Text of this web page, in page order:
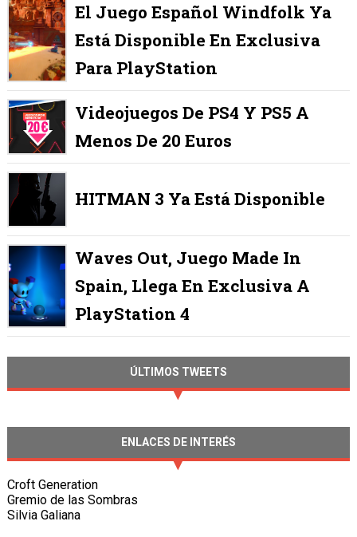
El Juego Español Windfolk Ya
Está Disponible En Exclusiva
Para PlayStation
Videojuegos De PS4 Y PS5 A
Menos De 20 Euros
HITMAN 3 Ya Está Disponible
Waves Out, Juego Made In
Spain, Llega En Exclusiva A
PlayStation 4
ÚLTIMOS TWEETS
ENLACES DE INTERÉS
Croft Generation
Gremio de las Sombras
Silvia Galiana